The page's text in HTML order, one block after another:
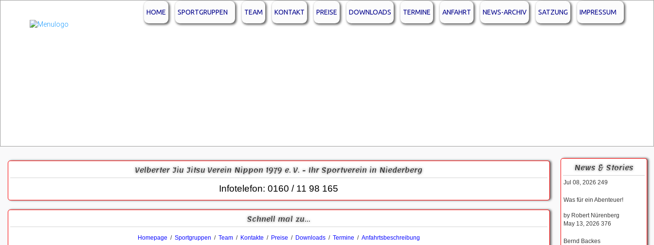
HOME SPORTGRUPPEN TEAM KONTAKT PREISE DOWNLOADS TERMINE ANFAHRT NEWS-ARCHIV SATZUNG IMPRESSUM
Velberter Jiu Jitsu Verein Nippon 1979 e. V. - Ihr Sportverein in Niederberg
Infotelefon: 0160 / 11 98 165
Schnell mal zu...
Homepage / Sportgruppen / Team/ Kontakte / Preise / Downloads/ Termine / Anfahrtsbeschreibung
News & Stories
Jul 08, 2026 249
Was für ein Abenteuer!
by Robert Nürenberg
May 13, 2026 376
Bernd Backes